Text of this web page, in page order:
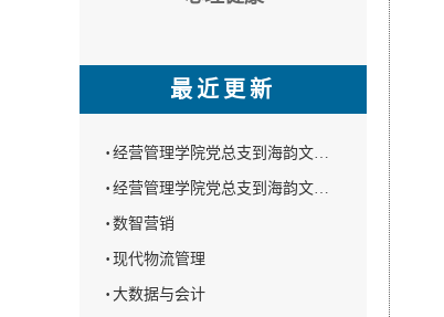
最近更新
· 经营管理学院党总支到海韵文…
· 经营管理学院党总支到海韵文…
· 数智营销
· 现代物流管理
· 大数据与会计